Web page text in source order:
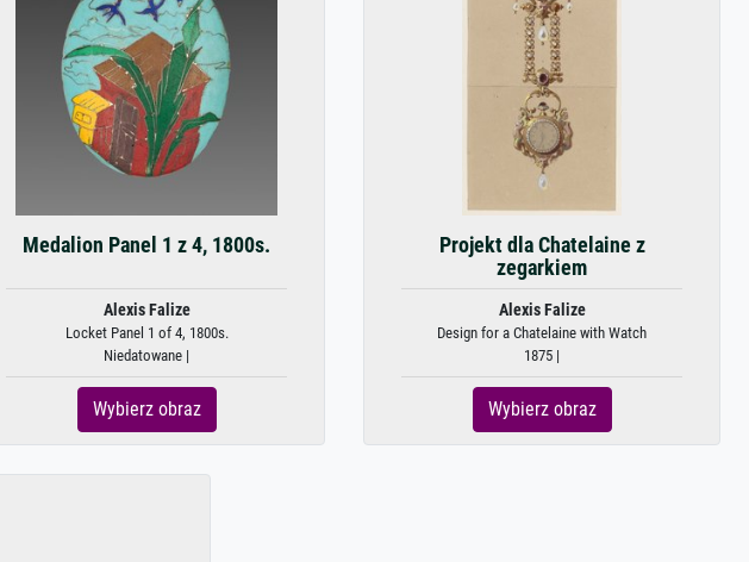
Medalion Panel 1 z 4, 1800s.
Alexis Falize
Locket Panel 1 of 4, 1800s.
Niedatowane |
Wybierz obraz
Projekt dla Chatelaine z
zegarkiem
Alexis Falize
Design for a Chatelaine with Watch
1875 |
Wybierz obraz